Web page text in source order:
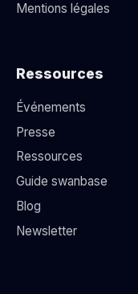
Mentions légales
Ressources
Événements
Presse
Ressources
Guide swanbase
Blog
Newsletter